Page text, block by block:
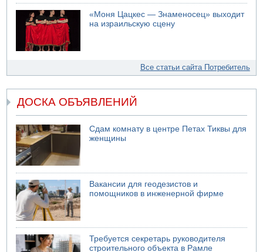
«Моня Цацкес — Знаменосец» выходит
на израильскую сцену
Все статьи сайта Потребитель
ДОСКА ОБЪЯВЛЕНИЙ
Сдам комнату в центре Петах Тиквы для
женщины
Вакансии для геодезистов и
помощников в инженерной фирме
Требуется секретарь руководителя
строительного объекта в Рамле